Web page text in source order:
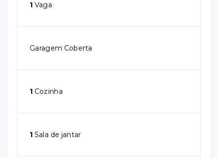
1 Vaga
Garagem Coberta
1 Cozinha
1 Sala de jantar